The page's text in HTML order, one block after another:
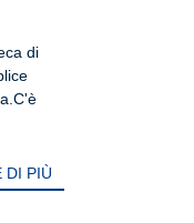
di
DI PIÙ